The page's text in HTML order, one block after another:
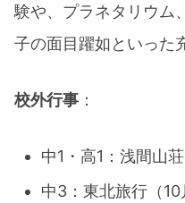
験や、プラネタリウム
子の面目躍如といった
校外行事 ：
中1・高1：浅間山
中3：東北旅行（10